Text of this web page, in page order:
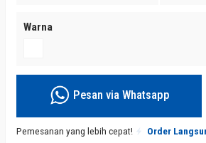
Warna
Pesan via Whatsapp
Pemesanan yang lebih cepat! Order